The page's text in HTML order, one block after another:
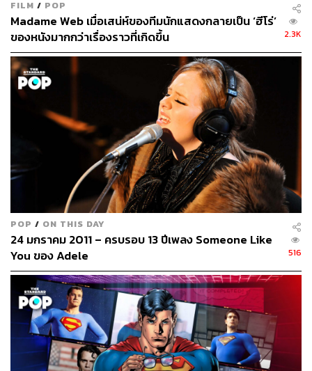
FILM / POP
Madame Web เมื่อเสน่ห์ของทีมนักแสดงกลายเป็น ‘ฮีโร่’
ของหนังมากกว่าเรื่องราวที่เกิดขึ้น
2.3K
POP / ON THIS DAY
24 มกราคม 2011 – ครบรอบ 13 ปีเพลง Someone Like
You ของ Adele
516